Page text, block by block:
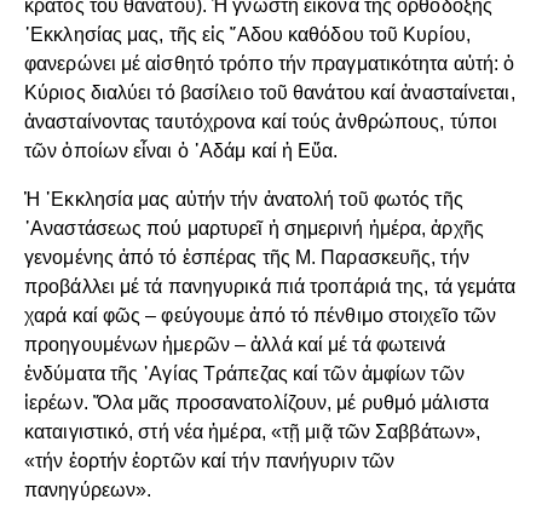
κράτος του θανάτου). Ἡ γνωστή εἰκόνα τῆς ὀρθόδοξης
᾽Εκκλησίας μας, τῆς εἰς ῞Αδου καθόδου τοῦ Κυρίου,
φανερώνει μέ αἰσθητό τρόπο τήν πραγματικότητα αὐτή: ὁ
Κύριος διαλύει τό βασίλειο τοῦ θανάτου καί ἀνασταίνεται,
ἀνασταίνοντας ταυτόχρονα καί τούς ἀνθρώπους, τύποι
τῶν ὁποίων εἶναι ὁ ᾽Αδάμ καί ἡ Εὔα.
Ἡ ᾽Εκκλησία μας αὐτήν τήν ἀνατολή τοῦ φωτός τῆς
᾽Αναστάσεως πού μαρτυρεῖ ἡ σημερινή ἡμέρα, ἀρχῆς
γενομένης ἀπό τό ἑσπέρας τῆς Μ. Παρασκευῆς, τήν
προβάλλει μέ τά πανηγυρικά πιά τροπάριά της, τά γεμάτα
χαρά καί φῶς – φεύγουμε ἀπό τό πένθιμο στοιχεῖο τῶν
προηγουμένων ἡμερῶν – ἀλλά καί μέ τά φωτεινά
ἐνδύματα τῆς ῾Αγίας Τράπεζας καί τῶν ἀμφίων τῶν
ἱερέων. Ὅλα μᾶς προσανατολίζουν, μέ ρυθμό μάλιστα
καταιγιστικό, στή νέα ἡμέρα, «τῇ μιᾷ τῶν Σαββάτων»,
«τήν ἑορτήν ἑορτῶν καί τήν πανήγυριν τῶν
πανηγύρεων».